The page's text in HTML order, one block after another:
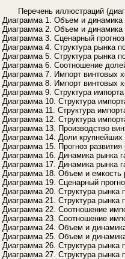
Перечень иллюстраций
Диаграмма 1. Объем и
Диаграмма 2. Объем и
Диаграмма 3. Сценарный
Диаграмма 4. Структура рынка
Диаграмма 5. Структура рынка
Диаграмма 6. Соотношение
Диаграмма 7. Импорт винтовых
Диаграмма 8. Импорт винтовых
Диаграмма 9. Структура
Диаграмма 10. Структура
Диаграмма 11. Структура
Диаграмма 12. Структура
Диаграмма 13. Производство
Диаграмма 14. Доли
Диаграмма 15. Прогноз
Диаграмма 16. Динамика рынка
Диаграмма 17. Динамика рынка
Диаграмма 18. Объем и
Диаграмма 19. Сценарный
Диаграмма 20. Структура
Диаграмма 21. Структура
Диаграмма 22. Соотношение
Диаграмма 23. Соотношение
Диаграмма 24. Объем и
Диаграмма 25. Объем и
Диаграмма 26. Структура
Диаграмма 27. Структура